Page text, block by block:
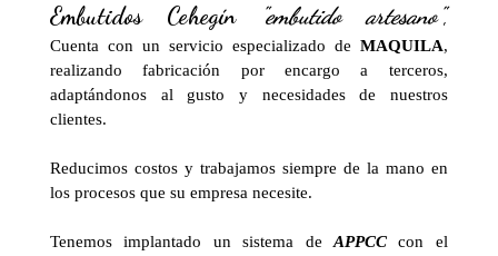
Embutidos Cehegín "embutido artesano",
Cuenta con un servicio especializado de MAQUILA,
realizando fabricación por encargo a terceros,
adaptándonos al gusto y necesidades de nuestros
clientes.
Reducimos costos y trabajamos siempre de la mano en
los procesos que su empresa necesite.
Tenemos implantado un sistema de APPCCcon el